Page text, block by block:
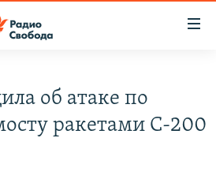
об атаке по
ракетами С-200